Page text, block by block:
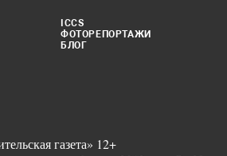
ICCS
ФОТОРЕПОРТАЖИ
БЛОГ
газета» 12+